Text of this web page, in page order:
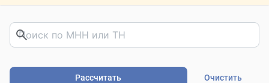
Рассчитать Очистить
Риски фармакотерапии.